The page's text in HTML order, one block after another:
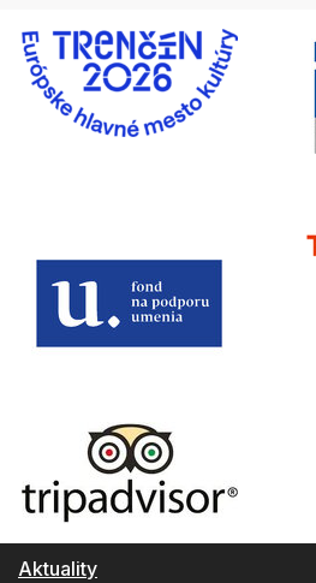
Aktuality